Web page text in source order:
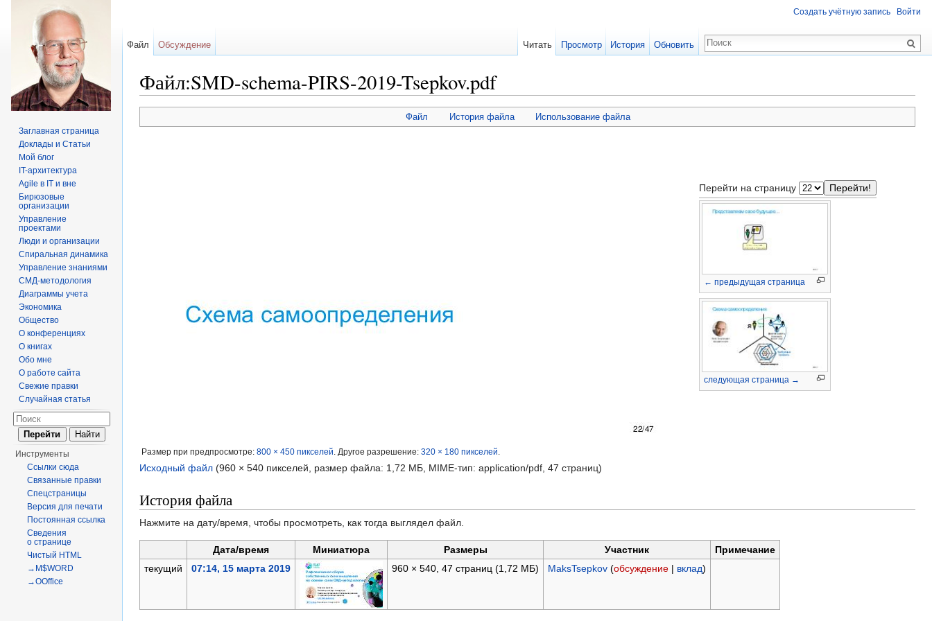
Файл:SMD-schema-PIRS-2019-Tsepkov.pdf
Файл История файла Использование файла
Размер при предпросмотре: 800 × 450 пикселей Другое разрешение: 320 × 180 пикселей
Перейти на страницу
← предыдущая страница
следующая страница →
Исходный файл (960 × 540 пикселей, размер файла: 1,72 МБ, MIME-тип: application/pdf , 47 страниц)
История файла
Нажмите на дату/время, чтобы просмотреть, как тогда выглядел файл.
Дата/время Миниатюра Размеры Участник
Примечание
текущий
07:14, 15 марта 2019 960 × 540, 47 страниц (1,72 МБ) MaksTsepkov (обсуждение| вклад)
Создать учётную запись Войти
Файл Обсуждение Читать Просмотр История Обновить
Заглавная страница
Доклады и Статьи
Мой блог
IT-архитектура
Agile в IT и вне
Бирюзовые
организации
Управление
проектами
Люди и организации
Спиральная динамика
Управление знаниями
СМД-методология
Диаграммы учета
Экономика
Общество
О конференциях
О книгах
Обо мне
О работе сайта
Свежие правки
Случайная статья
Инструменты
Ссылки сюда
Связанные правки
Спецстраницы
Версия для печати
Постоянная ссылка
Сведения
о странице
Чистый HTML
→M$WORD
→OOffice